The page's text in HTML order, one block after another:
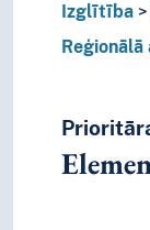
Izglītība